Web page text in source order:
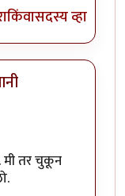
किंवासदस्य व्हा
, तान्हाजी
मी तर चुकून